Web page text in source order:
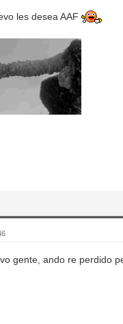
les desea AAF
gente, ando re perdido